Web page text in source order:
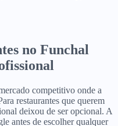
no Funchal
competitivo onde a
restaurantes que querem
deixou de ser opcional. A
antes de escolher qualquer